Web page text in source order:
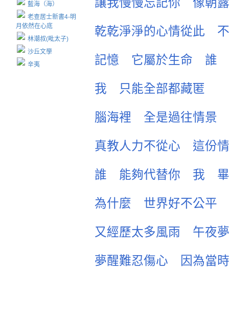
藍海（海）
老查居士新書4-明
月依然在心底
林潮叔(毗太子)
沙丘文學
辛夷
乾乾淨淨的心情從此
記憶 它屬於生命 誰
我 只能全部都藏匿
腦海裡 全是過往情景
真教人力不從心 這份
誰 能夠代替你 我 畢
為什麼 世界好不公平
又經歷太多風雨 午夜
夢醒難忍傷心 因為當